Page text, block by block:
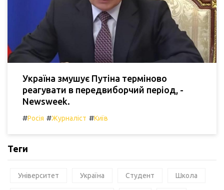
Україна змушує Путіна терміново
реагувати в передвиборчий період, -
Newsweek.
#Росія #Журналіст #Київ
Теги
Університет Україна Студент Школа